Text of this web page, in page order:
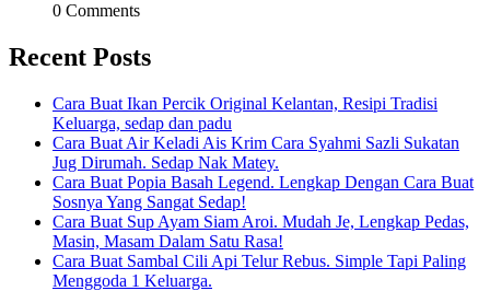
0 Comments
Recent Posts
Cara Buat Ikan Percik Original Kelantan, Resipi Tradisi
Keluarga, sedap dan padu
Cara Buat Air Keladi Ais Krim Cara Syahmi Sazli Sukatan
Jug Dirumah. Sedap Nak Matey.
Cara Buat Popia Basah Legend. Lengkap Dengan Cara Buat
Sosnya Yang Sangat Sedap!
Cara Buat Sup Ayam Siam Aroi. Mudah Je, Lengkap Pedas,
Masin, Masam Dalam Satu Rasa!
Cara Buat Sambal Cili Api Telur Rebus. Simple Tapi Paling
Menggoda 1 Keluarga.